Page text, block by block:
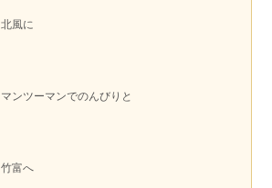
北風に
マンツーマンでのんびりと
竹富へ